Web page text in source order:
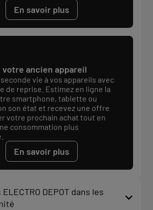
En savoir plus
votre ancien appareil
vie à vos appareils avec
de reprise. Estimez en ligne la
smartphone, tablette ou
son état et recevez une offre
votre prochain achat tout en
consommation plus
En savoir plus
DEPOT dans les